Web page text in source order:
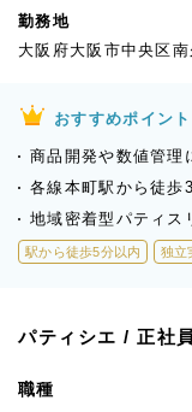
勤務地
大阪府大阪市中央区
おすすめポイント
商品開発や数値管理
各線本町駅から徒歩
地域密着型パティス
駅から徒歩5分以内 独立
パティシエ / 正社
職種